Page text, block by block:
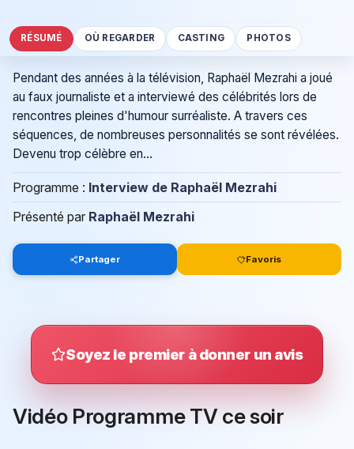
RÉSUMÉ OÙ REGARDER CASTING PHOTOS
Pendant des années à la télévision, Raphaël Mezrahi a joué
au faux journaliste et a interviewé des célébrités lors de
rencontres pleines d'humour surréaliste. A travers ces
séquences, de nombreuses personnalités se sont révélées.
Devenu trop célèbre en...
Programme : Interview de Raphaël Mezrahi
Présenté par Raphaël Mezrahi
Partager Favoris
Soyez le premier à donner un avis
Vidéo Programme TV ce soir